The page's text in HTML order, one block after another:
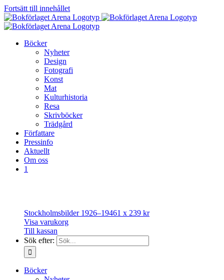
Fortsätt till innehållet
Böcker
Nyheter
Design
Fotografi
Konst
Mat
Kulturhistoria
Resa
Skrivböcker
Trädgård
Författare
Pressinfo
Aktuellt
Om oss
1
Stockholmsbilder 1926–19461 x 239 kr
Visa varukorg
Till kassan
Sök efter:
Böcker